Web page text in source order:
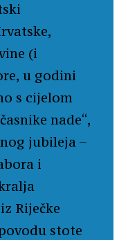
(i
u godini
s cijelom
nade“,
jubileja –
i
Riječke
stote